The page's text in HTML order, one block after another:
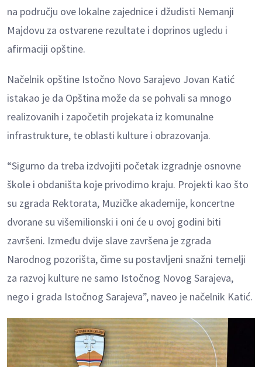
na području ove lokalne zajednice i džudisti Nemanji
Majdovu za ostvarene rezultate i doprinos ugledu i
afirmaciji opštine.
Načelnik opštine Istočno Novo Sarajevo Jovan Katić
istakao je da Opština može da se pohvali sa mnogo
realizovanih i započetih projekata iz komunalne
infrastrukture, te oblasti kulture i obrazovanja.
“Sigurno da treba izdvojiti početak izgradnje osnovne
škole i obdaništa koje privodimo kraju. Projekti kao što
su zgrada Rektorata, Muzičke akademije, koncertne
dvorane su višemilionski i oni će u ovoj godini biti
završeni. Između dvije slave završena je zgrada
Narodnog pozorišta, čime su postavljeni snažni temelji
za razvoj kulture ne samo Istočnog Novog Sarajeva,
nego i grada Istočnog Sarajeva”, naveo je načelnik Katić.